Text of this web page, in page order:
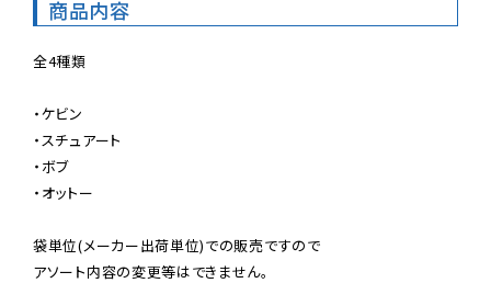
商品内容
全4種類
・ケビン
・スチュアート
・ボブ
・オットー
袋単位(メーカー出荷単位)での販売ですので
アソート内容の変更等はできません。